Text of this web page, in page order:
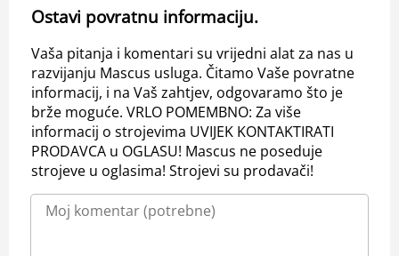
Ostavi povratnu informaciju.
Vaša pitanja i komentari su vrijedni alat za nas u
razvijanju Mascus usluga. Čitamo Vaše povratne
informacij, i na Vaš zahtjev, odgovaramo što je
brže moguće. VRLO POMEMBNO: Za više
informacij o strojevima UVIJEK KONTAKTIRATI
PRODAVCA u OGLASU! Mascus ne poseduje
strojeve u oglasima! Strojevi su prodavači!